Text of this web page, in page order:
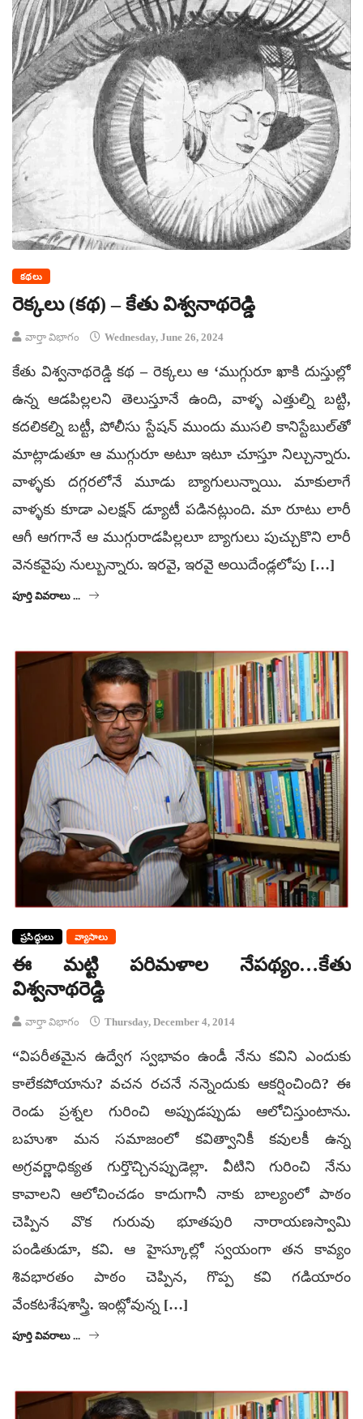
కథలు
రెక్కలు (కథ) – కేతు విశ్వనాథరెడ్డి
వార్తా విభాగం Wednesday, June 26, 2024
కేతు విశ్వనాథరెడ్డి కథ – రెక్కలు ఆ ‘ముగ్గురూ ఖాకి దుస్తుల్లో
ఉన్న ఆడపిల్లలని తెలుస్తూనే ఉంది, వాళ్ళ ఎత్తుల్ని బట్టి,
కదలికల్ని బట్టీ, పోలీసు స్టేషన్‌ ముందు ముసలి కానిస్టేబుల్‌తో
మాట్లాడుతూ ఆ ముగ్గురూ అటూ ఇటూ చూస్తూ నిల్చున్నారు.
వాళ్ళకు దగ్గరలోనే మూడు బ్యాగులున్నాయి. మాకులాగే
వాళ్ళకు కూడా ఎలక్షన్‌ డ్యూటీ పడినట్లుంది. మా రూటు లారీ
ఆగీ ఆగగానే ఆ ముగ్గురాడపిల్లలూ బ్యాగులు పుచ్చుకొని లారీ
వెనకవైపు నుల్బున్నారు. ఇరవై, ఇరవై అయిదేండ్లలోపు […]
పూర్తి వివరాలు ...
ప్రసిద్ధులు వ్యాసాలు
ఈ మట్టి పరిమళాల నేపథ్యం…కేతు
విశ్వనాథరెడ్డి
వార్తా విభాగం Thursday, December 4, 2014
“విపరీతమైన ఉద్వేగ స్వభావం ఉండీ నేను కవిని ఎందుకు
కాలేకపోయాను? వచన రచనే నన్నెందుకు ఆకర్షించింది? ఈ
రెండు ప్రశ్నల గురించి అప్పుడప్పుడు ఆలోచిస్తుంటాను.
బహుశా మన సమాజంలో కవిత్వానికీ కవులకీ ఉన్న
అగ్రవర్ణాధిక్యత గుర్తొచ్చినప్పుడెల్లా. వీటిని గురించి నేను
కావాలని ఆలోచించడం కాదుగానీ నాకు బాల్యంలో పాఠం
చెప్పిన వొక గురువు భూతపురి నారాయణస్వామి
పండితుడూ, కవి. ఆ హైస్కూల్లో స్వయంగా తన కావ్యం
శివభారతం పాఠం చెప్పిన, గొప్ప కవి గడియారం
వేంకటశేషశాస్త్రి. ఇంట్లోవున్న […]
పూర్తి వివరాలు ...